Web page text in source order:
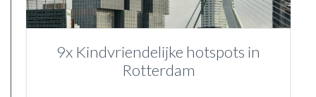
9x Kindvriendelijke hotspots in
Rotterdam